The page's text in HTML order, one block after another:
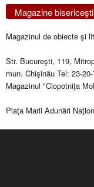
Magazine bisericeşti
Magazinul de obiecte şi
Str. Bucureşti, 119,
mun. Chişinău Tel: 23-
Magazinul "Clopotniţa
Piaţa Marii Adunări